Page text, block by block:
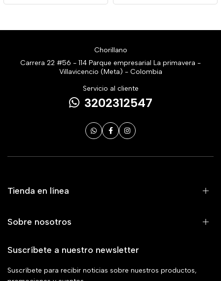
Chorillano
Carrera 22 #56 - 114 Parque empresarial La primavera -
Villavicencio (Meta) - Colombia
Servicio al cliente
3202312547
Tienda en línea
Sobre nosotros
Suscríbete a nuestro newsletter
Suscríbete para recibir noticias sobre nuestros productos,